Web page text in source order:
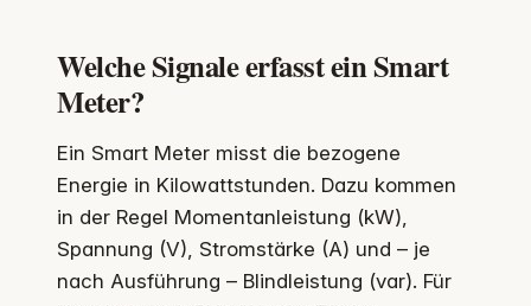
Welche Signale erfasst ein Smart
Meter?
Ein Smart Meter misst die bezogene
Energie in Kilowattstunden. Dazu kommen
in der Regel Momentanleistung (kW),
Spannung (V), Stromstärke (A) und – je
nach Ausführung – Blindleistung (var). Für